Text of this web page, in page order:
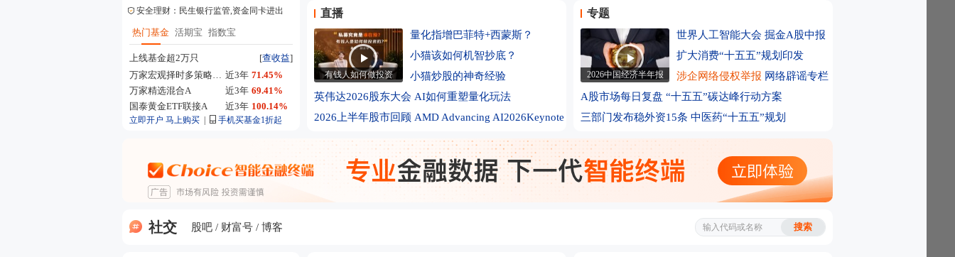
安全理财：民生银行监管,资金同卡进出
热门基金 活期宝 指数宝
上线基金超2万只 [查收益]
万家宏观择时多策略混合A 近3年 71.45%
万家精选混合A
近3年 69.41%
国泰黄金ETF联接A
近3年 100.14%
立即开户 马上购买 手机买基金1折起
直播
有钱人如何做投资
量化指增巴菲特+西蒙斯？
小猫该如何机智抄底？
小猫炒股的神奇经验
英伟达2026股东大会 AI如何重塑量化玩法
2026上半年股市回顾 AMD Advancing AI2026Keynote
8月7日晚间上市公司利好消息一览(附名单)
中东局势新变化！沙特、土耳其、巴基斯坦签署共同
防务协议
美国7月非农就业人数意外减少2.3万人 不及市场预期
突然暴跌超27%！美股超级牛股业绩崩了！华尔街：
大幅下调
LOF退出新规出台 125只产品或受影响 两类LOF最晚
8月7日晚间沪深上市公司重大事项公告最新快递
多家基金管理人上报创业板算力、创业板金融科技ET
专题
2026中国经济半年报
世界人工智能大会 掘金A股中报
季
扩大消费“十五五”规划印发
涉企网络侵权举报 网络辟谣专栏
A股市场每日复盘 “十五五”碳达峰行动方案
三部门发布稳外资15条 中医药“十五五”规划
社交 股吧 财富号 博客